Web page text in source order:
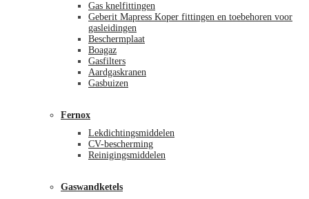
Gas knelfittingen
Geberit Mapress Koper fittingen en toebehoren voor
gasleidingen
Beschermplaat
Boagaz
Gasfilters
Aardgaskranen
Gasbuizen
Fernox
Lekdichtingsmiddelen
CV-bescherming
Reinigingsmiddelen
Gaswandketels